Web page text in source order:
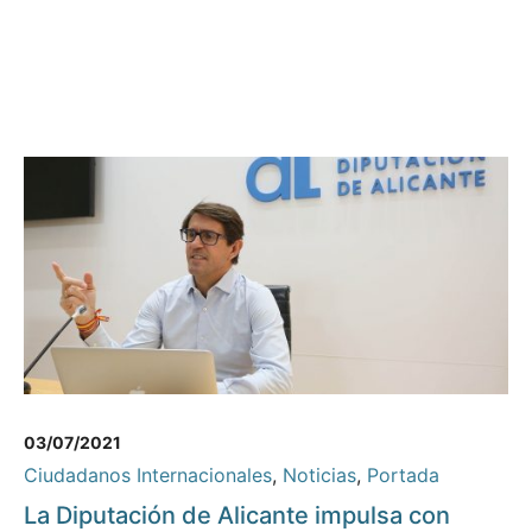
03/07/2021
Ciudadanos Internacionales, Noticias, Portada
La Diputación de Alicante impulsa con